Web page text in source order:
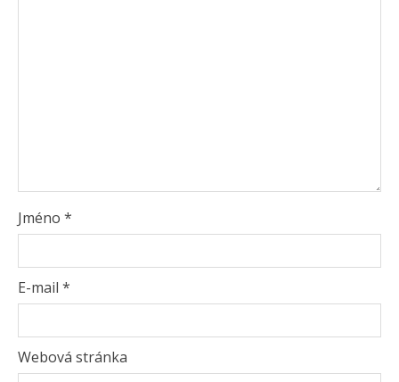
Jméno *
E-mail *
Webová stránka